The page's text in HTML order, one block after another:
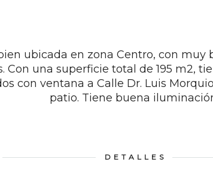
ubicada en zona Centro, con
Con una superficie total de 195 m2,
con ventana a Calle Dr. Luis
patio. Tiene buena
DETALLES